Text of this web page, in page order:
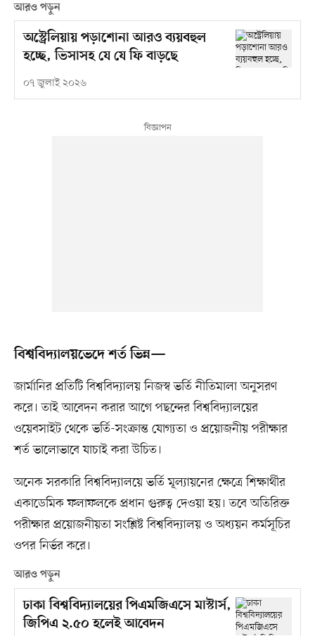
আরও পড়ুন
অস্ট্রেলিয়ায় পড়াশোনা আরও ব্যয়বহুল
হচ্ছে, ভিসাসহ যে যে ফি বাড়ছে
০৭ জুলাই ২০২৬
বিশ্ববিদ্যালয়ভেদে শর্ত ভিন্ন—
জার্মানির প্রতিটি বিশ্ববিদ্যালয় নিজস্ব ভর্তি নীতিমালা অনুসরণ
করে। তাই আবেদন করার আগে পছন্দের বিশ্ববিদ্যালয়ের
ওয়েবসাইট থেকে ভর্তি-সংক্রান্ত যোগ্যতা ও প্রয়োজনীয় পরীক্ষার
শর্ত ভালোভাবে যাচাই করা উচিত।
অনেক সরকারি বিশ্ববিদ্যালয়ে ভর্তি মূল্যায়নের ক্ষেত্রে শিক্ষার্থীর
একাডেমিক ফলাফলকে প্রধান গুরুত্ব দেওয়া হয়। তবে অতিরিক্ত
পরীক্ষার প্রয়োজনীয়তা সংশ্লিষ্ট বিশ্ববিদ্যালয় ও অধ্যয়ন কর্মসূচির
ওপর নির্ভর করে।
আরও পড়ুন
ঢাকা বিশ্ববিদ্যালয়ের পিএমজিএসে মাস্টার্স,
জিপিএ ২.৫০ হলেই আবেদন